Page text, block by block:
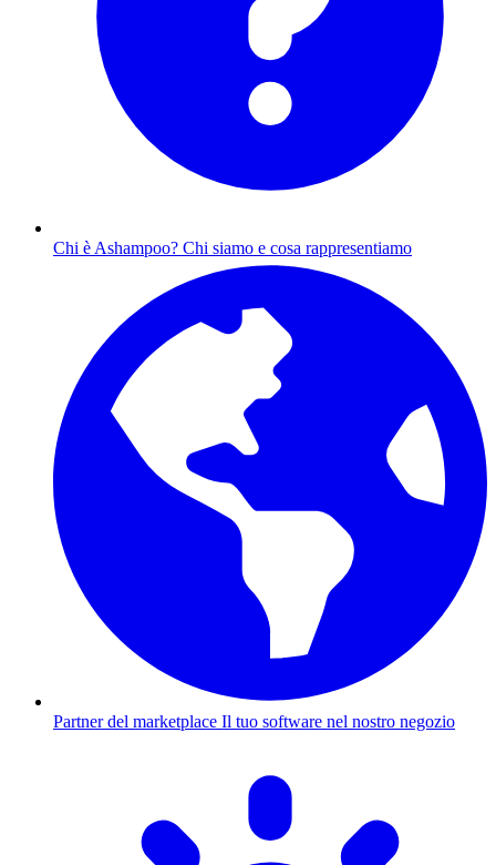
Chi è Ashampoo? Chi siamo e cosa rappresentiamo
Partner del marketplace Il tuo software nel nostro negozio